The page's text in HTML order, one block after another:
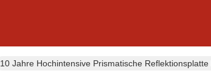
10 Jahre Hochintensive Prismatische